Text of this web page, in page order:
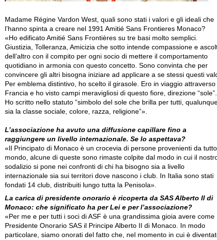
Madame Régine Vardon West, quali sono stati i valori e gli ideali che
l’hanno spinta a creare nel 1991 Amitié Sans Frontieres Monaco?
«Ho edificato Amitié Sans Frontières su tre basi molto semplici.
Giustizia, Tolleranza, Amicizia che sotto intende compassione e
dell’altro con il compito per ogni socio di mettere il comportamento
quotidiano in armonia con questo concetto. Sono convinta che per
convincere gli altri bisogna iniziare ad applicare a se stessi questi
Per emblema distintivo, ho scelto il girasole. Ero in viaggio attraverso
Francia e ho visto campi meravigliosi di questo fiore, direzione “sole”.
Ho scritto nello statuto “simbolo del sole che brilla per tutti,
sia la classe sociale, colore, razza, religione”».
L’associazione ha avuto una diffusione capillare fino a
raggiungere un livello internazionale. Se lo aspettava?
«Il Principato di Monaco è un crocevia di persone provenienti da
mondo, alcune di queste sono rimaste colpite dal modo in cui il
sodalizio si pone nei confronti di chi ha bisogno sia a livello
internazionale sia sui territori dove nascono i club. In Italia sono stati
fondati 14 club, distribuiti lungo tutta la Penisola».
La carica di presidente onorario è ricoperta da SAS Alberto II di
Monaco: che significato ha per Lei e per l’associazione?
«Per me e per tutti i soci di ASF è una grandissima gioia avere come
Presidente Onorario SAS il Principe Alberto II di Monaco. In modo
particolare, siamo onorati del fatto che, nel momento in cui è